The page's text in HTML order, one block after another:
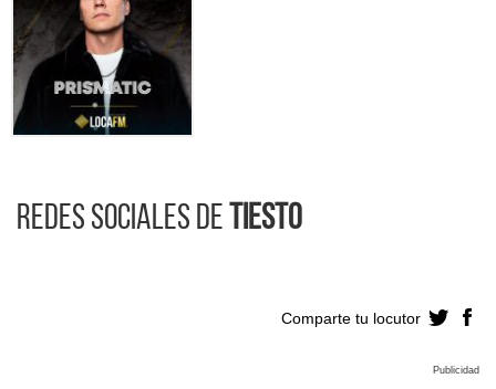
Redes sociales de Tiesto
Comparte tu locutor
Publicidad